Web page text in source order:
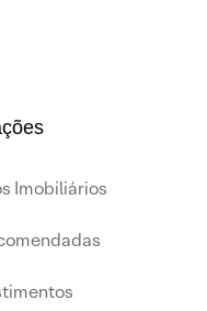
Imobiliários